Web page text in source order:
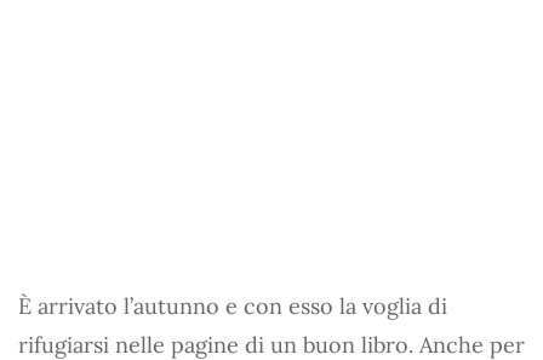
È arrivato l’autunno e con esso la voglia di
rifugiarsi nelle pagine di un buon libro. Anche per